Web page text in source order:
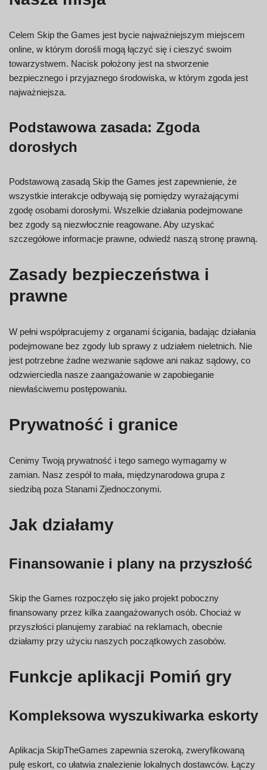
Celem Skip the Games jest bycie najważniejszym miejscem
online, w którym dorośli mogą łączyć się i cieszyć swoim
towarzystwem. Nacisk położony jest na stworzenie
bezpiecznego i przyjaznego środowiska, w którym zgoda jest
najważniejsza.
Podstawowa zasada: Zgoda
dorosłych
Podstawową zasadą Skip the Games jest zapewnienie, że
wszystkie interakcje odbywają się pomiędzy wyrażającymi
zgodę osobami dorosłymi. Wszelkie działania podejmowane
bez zgody są niezwłocznie reagowane. Aby uzyskać
szczegółowe informacje prawne, odwiedź naszą stronę prawną.
Zasady bezpieczeństwa i
prawne
W pełni współpracujemy z organami ścigania, badając działania
podejmowane bez zgody lub sprawy z udziałem nieletnich. Nie
jest potrzebne żadne wezwanie sądowe ani nakaz sądowy, co
odzwierciedla nasze zaangażowanie w zapobieganie
niewłaściwemu postępowaniu.
Prywatność i granice
Cenimy Twoją prywatność i tego samego wymagamy w
zamian. Nasz zespół to mała, międzynarodowa grupa z
siedzibą poza Stanami Zjednoczonymi.
Jak działamy
Finansowanie i plany na przyszłość
Skip the Games rozpoczęło się jako projekt poboczny
finansowany przez kilka zaangażowanych osób. Chociaż w
przyszłości planujemy zarabiać na reklamach, obecnie
działamy przy użyciu naszych początkowych zasobów.
Funkcje aplikacji Pomiń gry
Kompleksowa wyszukiwarka eskorty
Aplikacja SkipTheGames zapewnia szeroką, zweryfikowaną
pulę eskort, co ułatwia znalezienie lokalnych dostawców. Łączy